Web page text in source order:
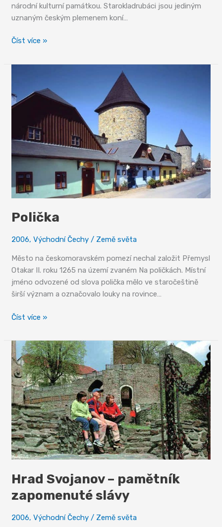
národní kulturní památkou. Starokladrubáci jsou jediným
uznaným českým plemenem koní…
Kladruby
ve
a
králů
Číst více »
Polička
2006,Východní Čechy / Země světa
Město na českomoravském pomezí nechal založit Přemysl
Otakar II. roku 1265 na území zvaném Na poličkách. Místní
jméno odvozené od slova polička mělo ve staročeštině
širší význam a označovalo louky na rovince…
Polička
Číst více »
Hrad Svojanov – pamětník
zapomenuté slávy
2006,Východní Čechy / Země světa